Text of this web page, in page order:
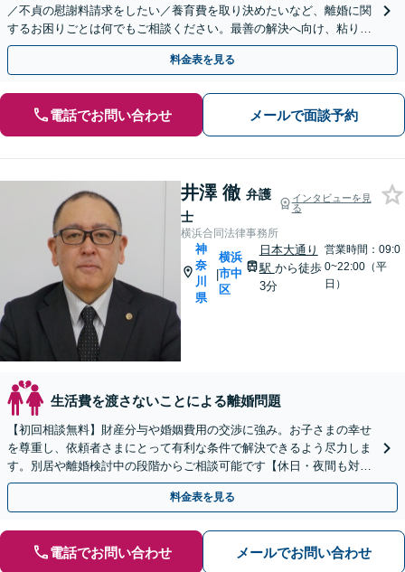
／不貞の慰謝料請求をしたい／養育費を取り決めたいなど、離婚に関
するお困りごとは何でもご相談ください。最善の解決へ向け、粘り強
く対応【当日・夜間・土日相談可】調停・訴訟も実績豊富
料金表を見る
電話でお問い合わせ メールで面談予約
井澤 徹 弁護
士
インタビューを見
る
横浜合同法律事務所
神
奈
川
県
|
横浜
市中
区
日本大通り
駅 から徒歩
3分
営業時間：09:0
0~22:00（平
日）
生活費を渡さないことによる離婚問題
【初回相談無料】財産分与や婚姻費用の交渉に強み。お子さまの幸せ
を尊重し、依頼者さまにとって有利な条件で解決できるよう尽力しま
す。別居や離婚検討中の段階からご相談可能です【休日・夜間も対
応】【日本大通り駅3分】
料金表を見る
電話でお問い合わせ メールでお問い合わせ